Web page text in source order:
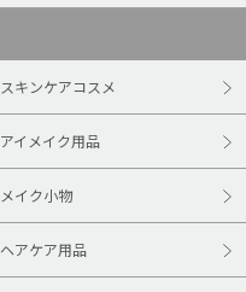
スキンケアコスメ
アイメイク用品
メイク小物
ヘアケア用品